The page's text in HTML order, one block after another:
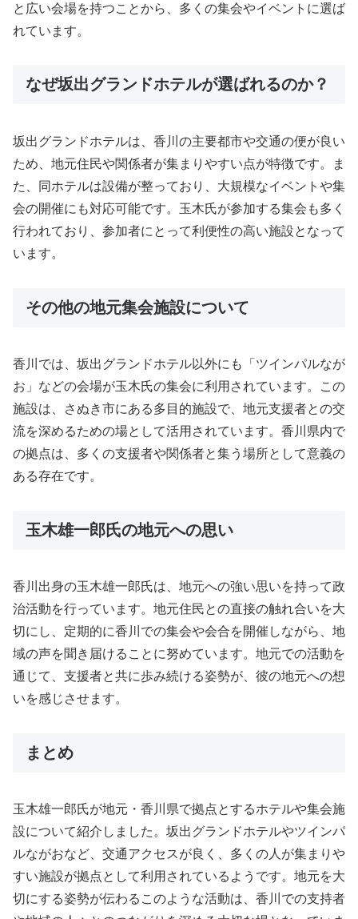
と広い会場を持つことから、多くの集会やイベントに選ば
れています。
なぜ坂出グランドホテルが選ばれるのか？
坂出グランドホテルは、香川の主要都市や交通の便が良い
ため、地元住民や関係者が集まりやすい点が特徴です。ま
た、同ホテルは設備が整っており、大規模なイベントや集
会の開催にも対応可能です。玉木氏が参加する集会も多く
行われており、参加者にとって利便性の高い施設となって
います。
その他の地元集会施設について
香川では、坂出グランドホテル以外にも「ツインパルなが
お」などの会場が玉木氏の集会に利用されています。この
施設は、さぬき市にある多目的施設で、地元支援者との交
流を深めるための場として活用されています。香川県内で
の拠点は、多くの支援者や関係者と集う場所として意義の
ある存在です。
玉木雄一郎氏の地元への思い
香川出身の玉木雄一郎氏は、地元への強い思いを持って政
治活動を行っています。地元住民との直接の触れ合いを大
切にし、定期的に香川での集会や会合を開催しながら、地
域の声を聞き届けることに努めています。地元での活動を
通じて、支援者と共に歩み続ける姿勢が、彼の地元への想
いを感じさせます。
まとめ
玉木雄一郎氏が地元・香川県で拠点とするホテルや集会施
設について紹介しました。坂出グランドホテルやツインパ
ルながおなど、交通アクセスが良く、多くの人が集まりや
すい施設が拠点として利用されているようです。地元を大
切にする姿勢が伝わるこのような活動は、香川での支持者